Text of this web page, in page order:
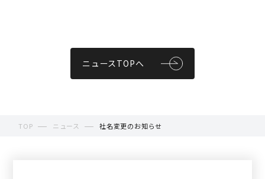
ニュースTOPへ
TOP ニュース 社名変更のお知らせ